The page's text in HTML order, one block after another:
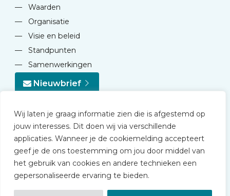
Wij laten je graag informatie zien die is afgestemd op
jouw interesses. Dit doen wij via verschillende
applicaties. Wanneer je de cookiemelding accepteert
geef je de ons toestemming om jou door middel van
het gebruik van cookies en andere technieken een
gepersonaliseerde ervaring te bieden.
—
Waarden
—
Organisatie
—
Visie en beleid
—
Standpunten
—
Samenwerkingen
Nieuwbrief
© 2026 NVD
Privacy statement
Disclaimer